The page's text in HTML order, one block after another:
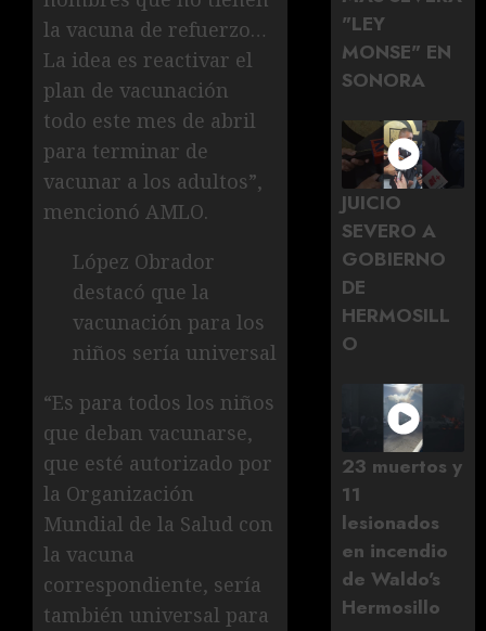
la vacuna de refuerzo…
La idea es reactivar el
plan de vacunación
todo este mes de abril
para terminar de
vacunar a los adultos”,
mencionó AMLO.
López Obrador
destacó que la
vacunación para los
niños sería universal
“Es para todos los niños
que deban vacunarse,
que esté autorizado por
la Organización
Mundial de la Salud con
la vacuna
correspondiente, sería
también universal para
"LEY
MONSE" EN
SONORA
JUICIO
SEVERO A
GOBIERNO
DE
HERMOSILL
O
23 muertos y
11
lesionados
en incendio
de Waldo's
Hermosillo